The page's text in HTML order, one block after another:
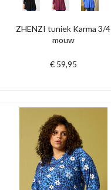
ZHENZI tuniek Karma 3/4
mouw
€ 59,95